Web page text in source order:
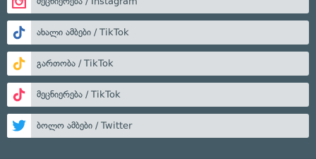
ახალი ამბები / TikTok
გართობა / TikTok
მეცნიერება / TikTok
ბოლო ამბები / Twitter